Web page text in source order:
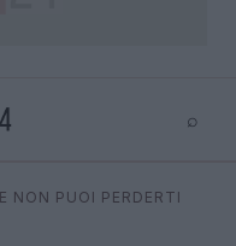
⌕
⌕
NON PUOI PERDERTI